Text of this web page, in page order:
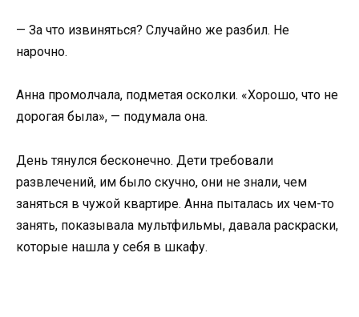
— За что извиняться? Случайно же разбил. Не
нарочно.
Анна промолчала, подметая осколки. «Хорошо, что не
дорогая была», — подумала она.
День тянулся бесконечно. Дети требовали
развлечений, им было скучно, они не знали, чем
заняться в чужой квартире. Анна пыталась их чем-то
занять, показывала мультфильмы, давала раскраски,
которые нашла у себя в шкафу.